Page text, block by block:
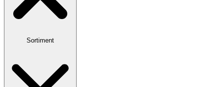
Sortiment